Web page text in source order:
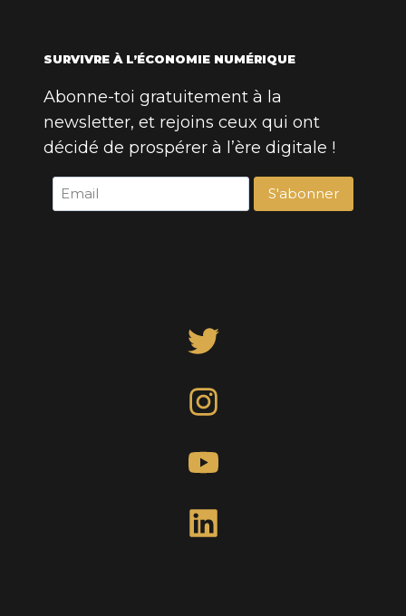
SURVIVRE À L’ÉCONOMIE NUMÉRIQUE
Abonne-toi gratuitement à la
newsletter, et rejoins ceux qui ont
décidé de prospérer à l’ère digitale !